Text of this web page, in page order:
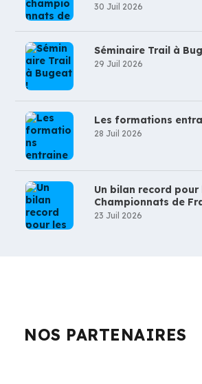
30 Juil 2026
Séminaire Trail à
29 Juil 2026
Les formations
28 Juil 2026
Un bilan record pour
Championnats de
23 Juil 2026
NOS PARTENAIRES